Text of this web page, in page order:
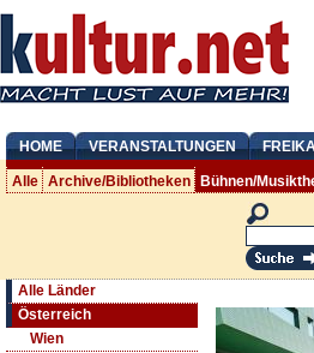
HOME VERANSTALTUNGEN
Alle Archive/Bibliotheken Bühnen/
Alle Länder
Österreich
Wien